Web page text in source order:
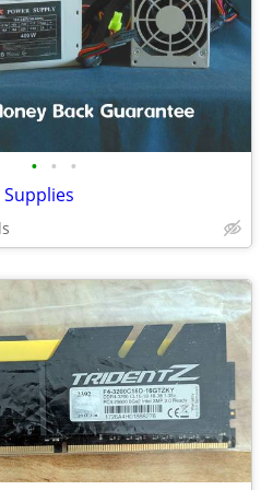
• • •
Supplies